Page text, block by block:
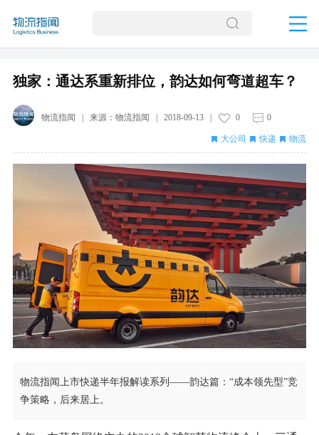
独家：通达系重新排位，韵达如何弯道超车？
物流指闻 | 来源： 物流指闻 2018-09-13| 0 0
大公司 快递 物流
物流指闻上市快递半年报解读系列——韵达篇：“成本领先型”竞
争策略，后来居上。